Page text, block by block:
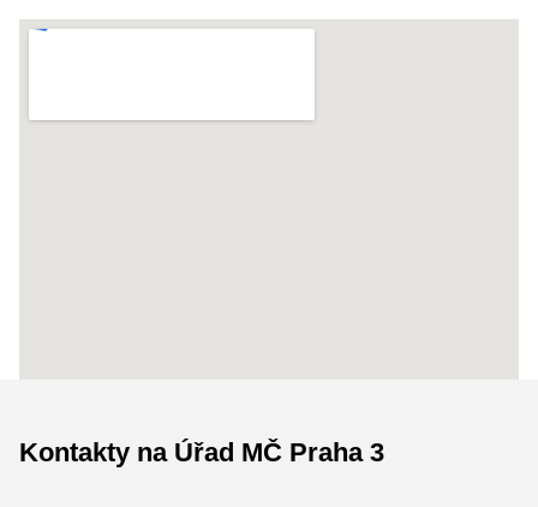
Kontakty na Úřad MČ Praha 3